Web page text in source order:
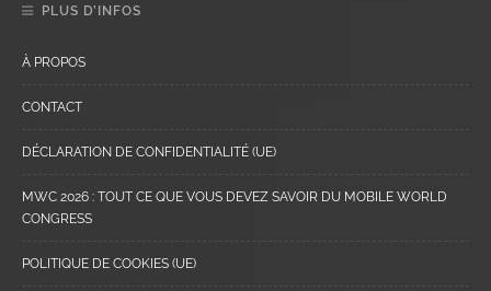
PLUS D’INFOS
À PROPOS
CONTACT
DÉCLARATION DE CONFIDENTIALITÉ (UE)
MWC 2026 : TOUT CE QUE VOUS DEVEZ SAVOIR DU MOBILE WORLD
CONGRESS
POLITIQUE DE COOKIES (UE)